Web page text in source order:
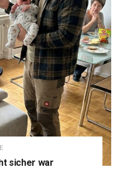
sicher war